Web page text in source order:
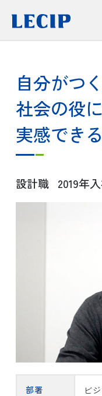
自分がつ
社会の役に
実感できる
設計職 2019年
部署
ビ